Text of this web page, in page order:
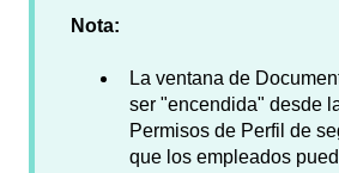
Nota:
La ventana de
ser "encendida" desde
Permisos de Perfil de
que los empleados